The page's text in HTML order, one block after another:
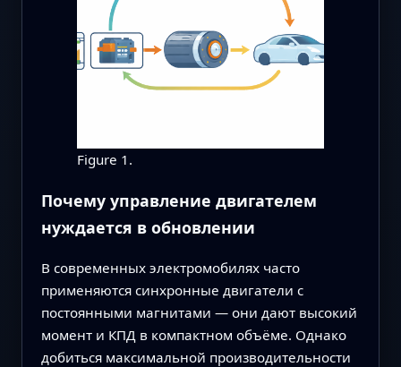
Figure 1.
Почему управление двигателем
нуждается в обновлении
В современных электромобилях часто
применяются синхронные двигатели с
постоянными магнитами — они дают высокий
момент и КПД в компактном объёме. Однако
добиться максимальной производительности